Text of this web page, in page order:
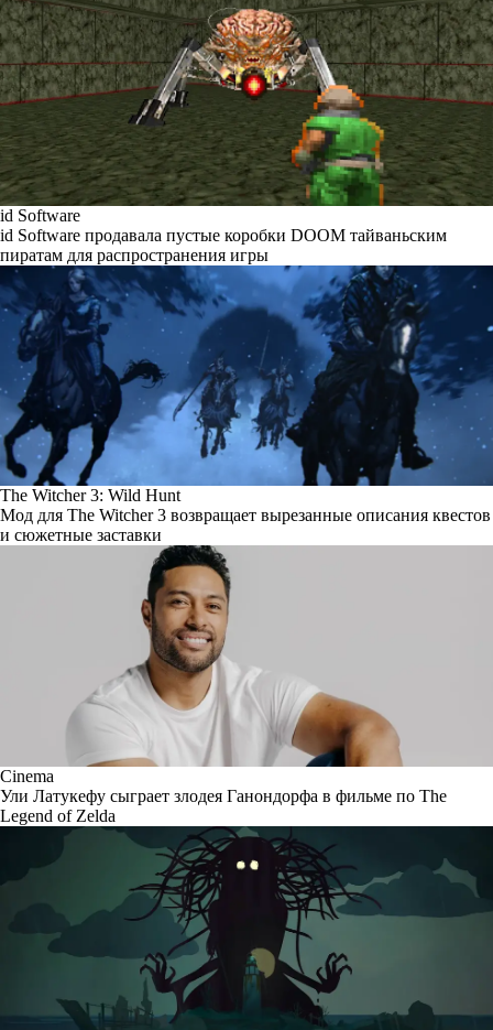
id Software
id Software продавала пустые коробки DOOM тайваньским
пиратам для распространения игры
The Witcher 3: Wild Hunt
Мод для The Witcher 3 возвращает вырезанные описания квестов
и сюжетные заставки
Cinema
Ули Латукефу сыграет злодея Ганондорфа в фильме по The
Legend of Zelda